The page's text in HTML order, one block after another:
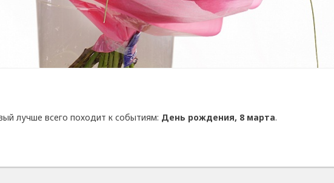
лучше всего походит к событиям: День рождения, 8 марта.